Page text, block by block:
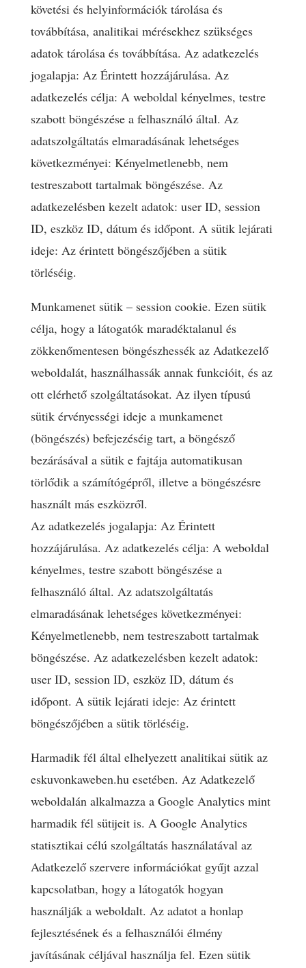
követési és helyinformációk tárolása és
továbbítása, analitikai mérésekhez szükséges
adatok tárolása és továbbítása. Az adatkezelés
jogalapja: Az Érintett hozzájárulása. Az
adatkezelés célja: A weboldal kényelmes, testre
szabott böngészése a felhasználó által. Az
adatszolgáltatás elmaradásának lehetséges
következményei: Kényelmetlenebb, nem
testreszabott tartalmak böngészése. Az
adatkezelésben kezelt adatok: user ID, session
ID, eszköz ID, dátum és időpont. A sütik lejárati
ideje: Az érintett böngészőjében a sütik
törléséig.
Munkamenet sütik – session cookie. Ezen sütik
célja, hogy a látogatók maradéktalanul és
zökkenőmentesen böngészhessék az Adatkezelő
weboldalát, használhassák annak funkcióit, és az
ott elérhető szolgáltatásokat. Az ilyen típusú
sütik érvényességi ideje a munkamenet
(böngészés) befejezéséig tart, a böngésző
bezárásával a sütik e fajtája automatikusan
törlődik a számítógépről, illetve a böngészésre
használt más eszközről.
Az adatkezelés jogalapja: Az Érintett
hozzájárulása. Az adatkezelés célja: A weboldal
kényelmes, testre szabott böngészése a
felhasználó által. Az adatszolgáltatás
elmaradásának lehetséges következményei:
Kényelmetlenebb, nem testreszabott tartalmak
böngészése. Az adatkezelésben kezelt adatok:
user ID, session ID, eszköz ID, dátum és
időpont. A sütik lejárati ideje: Az érintett
böngészőjében a sütik törléséig.
Harmadik fél által elhelyezett analitikai sütik az
eskuvonkaweben.hu esetében. Az Adatkezelő
weboldalán alkalmazza a Google Analytics mint
harmadik fél sütijeit is. A Google Analytics
statisztikai célú szolgáltatás használatával az
Adatkezelő szervere információkat gyűjt azzal
kapcsolatban, hogy a látogatók hogyan
használják a weboldalt. Az adatot a honlap
fejlesztésének és a felhasználói élmény
javításának céljával használja fel. Ezen sütik